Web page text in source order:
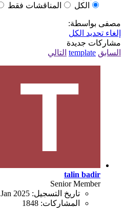
الكل
المناقشات فقط
مصفى بواسطة:
إلغاء تحديد الكل
مشاركات جديدة
السابق template التالي
talin badir
Senior Member
تاريخ التسجيل: Jan 2025
المشاركات: 1848